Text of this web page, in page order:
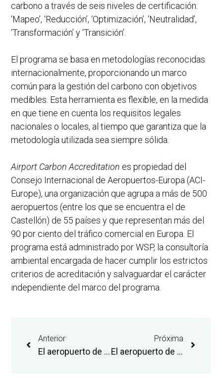
carbono a través de seis niveles de certificación:
‘Mapeo’, ‘Reducción’, ‘Optimización’, ‘Neutralidad’,
‘Transformación’ y ‘Transición’.
El programa se basa en metodologías reconocidas
internacionalmente, proporcionando un marco
común para la gestión del carbono con objetivos
medibles. Esta herramienta es flexible, en la medida
en que tiene en cuenta los requisitos legales
nacionales o locales, al tiempo que garantiza que la
metodología utilizada sea siempre sólida.
Airport Carbon Accreditation es propiedad del
Consejo Internacional de Aeropuertos-Europa (ACI-
Europe), una organización que agrupa a más de 500
aeropuertos (entre los que se encuentra el de
Castellón) de 55 países y que representan más del
90 por ciento del tráfico comercial en Europa. El
programa está administrado por WSP, la consultoría
ambiental encargada de hacer cumplir los estrictos
criterios de acreditación y salvaguardar el carácter
independiente del marco del programa.
Anterior
El aeropuerto de Castellón acogerá una operativa chárter para desplazar a cerca de mil representantes del sector cerámico a la feria Cersaie de Bolonia
Próxima
El aeropuerto de Castellón adjudica tres nuevas rutas a Budapest, Cracovia y Palma de Mallorca para 2025 y la prolongación de la de Madrid durante tres años